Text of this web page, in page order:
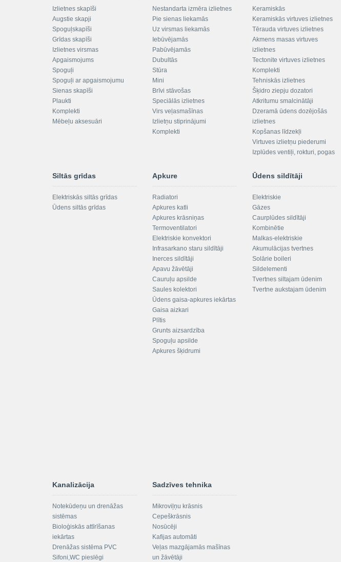
Izlietnes skapīši
Augstie skapji
Spoguļskapīši
Grīdas skapīši
Izlietnes virsmas
Apgaismojums
Spoguļi
Spoguļi ar apgaismojumu
Sienas skapīši
Plaukti
Komplekti
Mēbeļu aksesuāri
Nestandarta izmēra izlietnes
Pie sienas liekamās
Uz virsmas liekamās
Iebūvējamās
Pabūvējamās
Dubultās
Stūra
Mini
Brīvi stāvošas
Speciālās izlietnes
Virs veļasmašīnas
Izlietņu stiprinājumi
Komplekti
Keramiskās
Keramiskās virtuves izlietnes
Tērauda virtuves izlietnes
Akmens masas virtuves
izlietnes
Tectonite virtuves izlietnes
Komplekti
Tehniskās izlietnes
Šķidro ziepju dozatori
Atkritumu smalcinātāji
Dzeramā ūdens dozējošās
izlietnes
Kopšanas līdzekļi
Virtuves izlietņu piederumi
Izplūdes ventiļi, rokturi, pogas
Siltās grīdas
Elektriskās siltās grīdas
Ūdens siltās grīdas
Apkure
Radiatori
Apkures katli
Apkures krāsniņas
Termoventilatori
Elektriskie konvektori
Infrasarkano staru sildītāji
Inerces sildītāji
Apavu žāvētāji
Cauruļu apsilde
Saules kolektori
Ūdens gaisa-apkures iekārtas
Gaisa aizkari
Plītis
Grunts aizsardzība
Spoguļu apsilde
Apkures šķidrumi
Ūdens sildītāji
Elektriskie
Gāzes
Caurplūdes sildītāji
Kombinētie
Malkas-elektriskie
Akumulācijas tvertnes
Solārie boileri
Sildelementi
Tvertnes siltajam ūdenim
Tvertne aukstajam ūdenim
Kanalizācija
Notekūdeņu un drenāžas
sistēmas
Bioloģiskās attīrīšanas
iekārtas
Drenāžas sistēma PVC
Sifoni,WC pieslēgi
Sadzīves tehnika
Mikroviļņu krāsnis
Cepeškrāsnis
Nosūcēji
Kafijas automāti
Veļas mazgājamās mašīnas
un žāvētāji